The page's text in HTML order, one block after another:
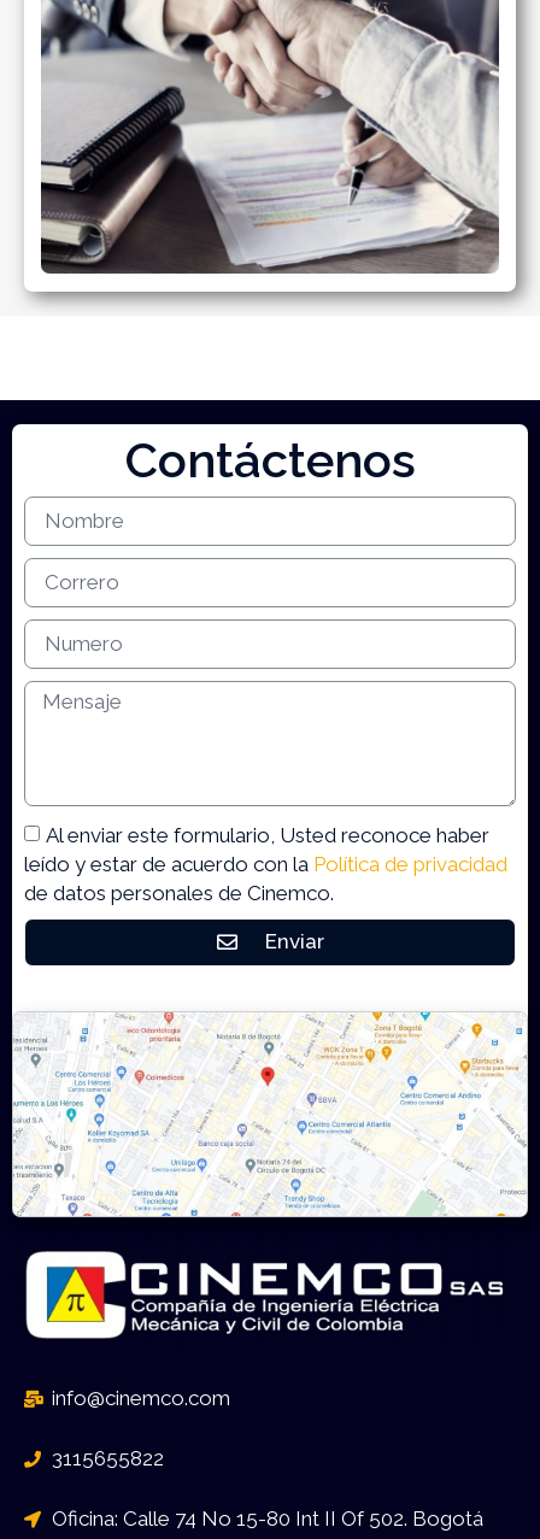
info@cinemco.com
3115655822
Oficina: Calle 74 No 15-80 Int II Of 502. Bogotá
Contáctenos
Al enviar este formulario, Usted reconoce haber
leído y estar de acuerdo con la Política de privacidad
de datos personales de Cinemco.
Enviar